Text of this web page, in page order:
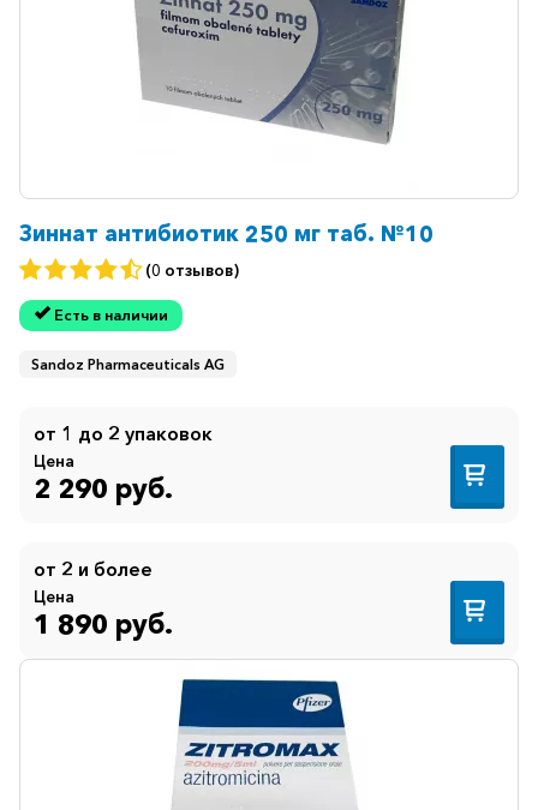
Зиннат антибиотик 250 мг таб. №10
(0 отзывов)
Есть в наличии
Sandoz Pharmaceuticals AG
от 1 до 2 упаковок
Цена
2 290 руб.
от 2 и более
Цена
1 890 руб.